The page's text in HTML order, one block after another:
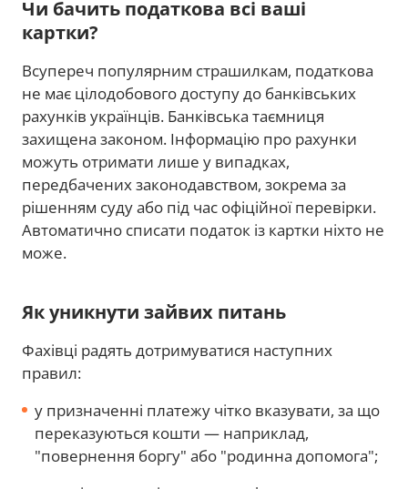
Чи бачить податкова всі ваші
картки?
Всупереч популярним страшилкам, податкова
не має цілодобового доступу до банківських
рахунків українців. Банківська таємниця
захищена законом. Інформацію про рахунки
можуть отримати лише у випадках,
передбачених законодавством, зокрема за
рішенням суду або під час офіційної перевірки.
Автоматично списати податок із картки ніхто не
може.
Як уникнути зайвих питань
Фахівці радять дотримуватися наступних
правил:
у призначенні платежу чітко вказувати, за що
переказуються кошти — наприклад,
"повернення боргу" або "родинна допомога";